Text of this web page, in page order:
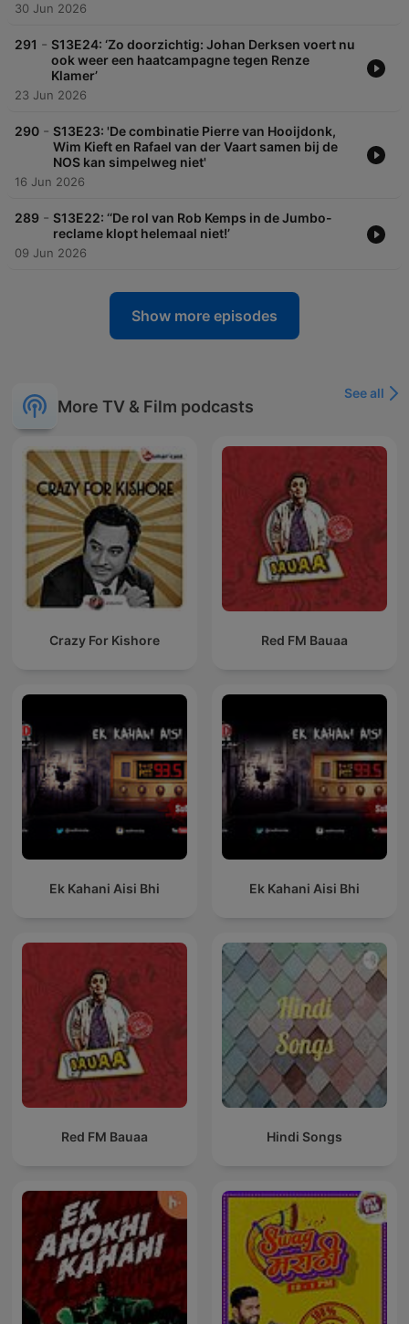
30 Jun 2026
291 - S13E24: ‘Zo doorzichtig: Johan Derksen voert nu
ook weer een haatcampagne tegen Renze
Klamer’
23 Jun 2026
290 - S13E23: 'De combinatie Pierre van Hooijdonk,
Wim Kieft en Rafael van der Vaart samen bij de
NOS kan simpelweg niet'
16 Jun 2026
289 - S13E22: ‘‘De rol van Rob Kemps in de Jumbo-
reclame klopt helemaal niet!’
09 Jun 2026
Show more episodes
More TV & Film podcasts
See all
Crazy For Kishore Red FM Bauaa
Ek Kahani Aisi Bhi Ek Kahani Aisi Bhi
Red FM Bauaa Hindi Songs